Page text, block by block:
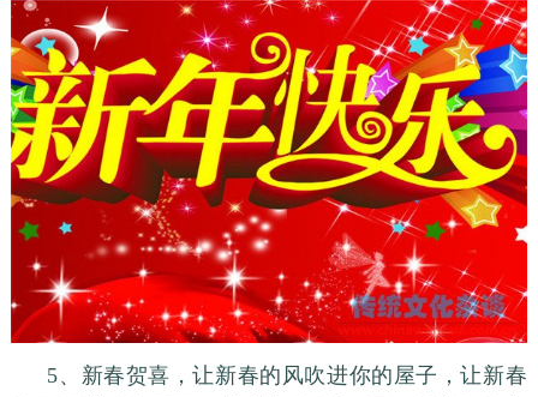
5、新春贺喜，让新春的风吹进你的屋子，让新春